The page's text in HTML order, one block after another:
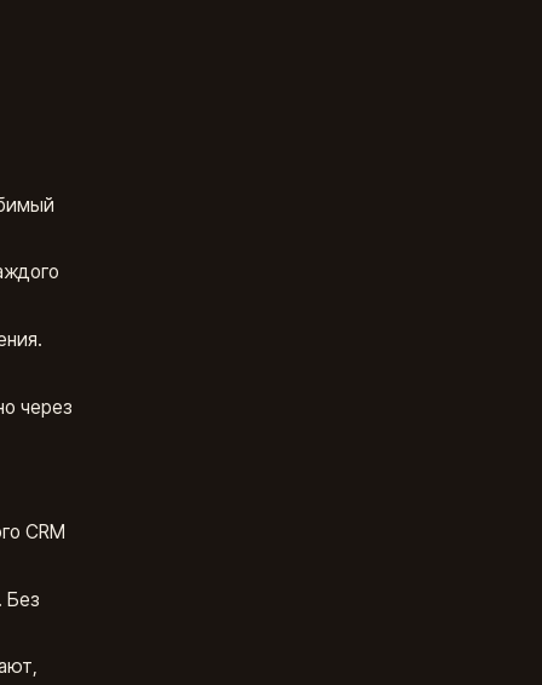
через
CRM
Без